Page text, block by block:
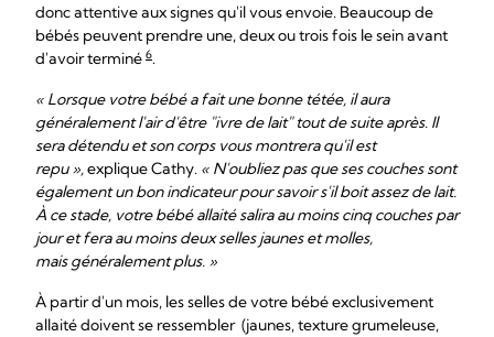
donc attentive aux signes qu'il vous envoie. Beaucoup de
bébés peuvent prendre une, deux ou trois fois le sein avant
d'avoir terminé 6.
« Lorsque votre bébé a fait une bonne tétée, il aura
généralement l'air d'être "ivre de lait" tout de suite après. Il
sera détendu et son corps vous montrera qu'il est
repu »,explique Cathy. « N'oubliez pas que ses couches sont
également un bon indicateur pour savoir s'il boit assez de lait.
À ce stade, votre bébé allaité salira au moins cinq couches par
jour et fera au moins deux selles jaunes et molles,
mais généralement plus. »
À partir d'un mois, les selles de votre bébé exclusivement
allaité doivent se ressembler (jaunes, texture grumeleuse,